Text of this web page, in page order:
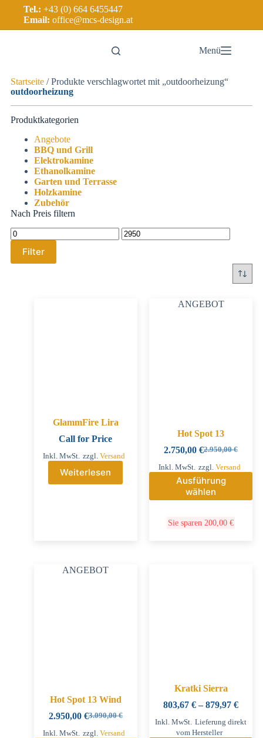
Tel.: +43 (0) 664 6455447
Email: office@mcs-design.at
Menü
Startseite/ Produkte verschlagwortet mit „outdoorheizung“
outdoorheizung
Produktkategorien
Angebote
BBQ und Grill
Elektrokamine
Ethanolkamine
Garten und Terrasse
Holzkamine
Zubehör
Nach Preis filtern
Filter
GlammFire Lira
Call for Price
Inkl. MwSt. zzgl.Versand
Weiterlesen
ANGEBOT
Hot Spot 13
2.950,00€
2.750,00€
Inkl. MwSt. zzgl. Versand
Ausführung
wählen
Sie sparen 200,00€
ANGEBOT
Hot Spot 13 Wind
3.090,00€
2.950,00 €
Inkl. MwSt. zzgl.Versand
Kratki Sierra
803,67€ –879,97€
Inkl. MwSt. Lieferung direkt
vom Hersteller